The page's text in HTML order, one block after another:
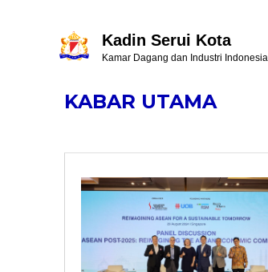
Kadin Serui Kota
Kamar Dagang dan Industri Indonesia
KABAR UTAMA